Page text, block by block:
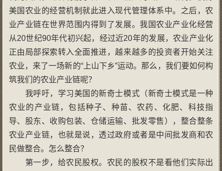
美国农业的经营机制就此进入现代管理体系中。之后，农
业产业链在世界范围内得到了发展。我国农业产业化经营
从20世纪90年代初兴起，经过近20年的发展，农业产业化
正由局部探索转入全面推进，越来越多的投资者开始关注
农业，来了一场新的“上山下乡”运动。那么，我们要如何构
筑我们的农业产业链呢？
我呼吁，学习美国的新奇士模式（新奇士模式是一种
农业的产业链，包括种子、种苗、农药、化肥、科技指
导、股东、收购包装、仓储运输、批发零售），整合整条
农业产业链，也就是说，透过政府或者是中间批发商和农
民做整合。怎么整合？
第一步，给农民股权。农民的股权不是看他们实际出